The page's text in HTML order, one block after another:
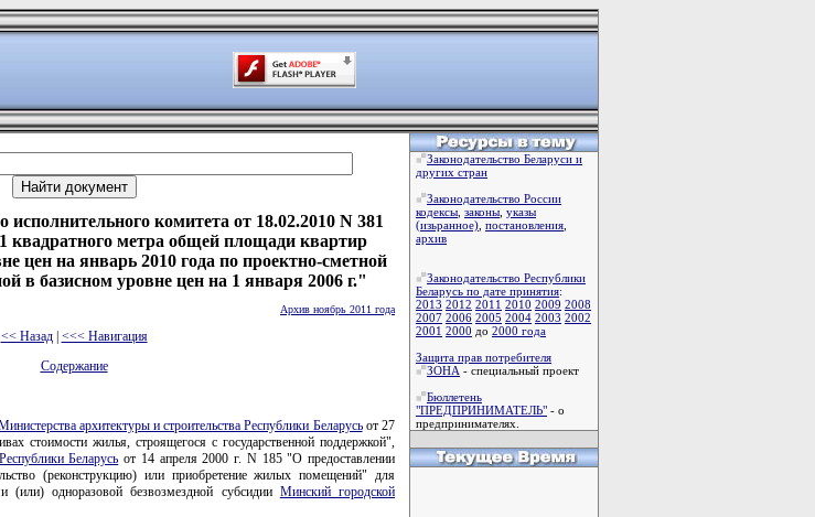
комитета от 18.02.2010 N 381
квадратного метра общей площади квартир
цен на январь 2010 года по проектно-сметной
в базисном уровне цен на 1 января 2006 г."
Архив ноябрь 2011 года
<< Назад| <<< Навигация
Содержание
архитектуры и строительства Республики Беларусьот 27
стоимости жилья, строящегося с государственной поддержкой",
Беларусь от 14 апреля 2000 г. N 185 "О предоставлении
(реконструкцию) или приобретение жилых помещений" для
(или) одноразовой безвозмездной субсидии Минский городской
Законодательство Беларуси и
других стран
Законодательство России
кодексы законы указы
(изьранное) постановления
архив
Законодательство Республики
Беларусь по дате принятия:
2013 2012 2011 2010 2009 2008
2007 2006 2005 2004 2003 2002
2001 2000 до 2000 года
Защита прав потребителя
ЗОНА - специальный проект
Бюллетень
"ПРЕДПРИНИМАТЕЛЬ" - о
предпринимателях.